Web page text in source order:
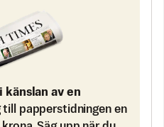
känslan av en
till papperstidningen en